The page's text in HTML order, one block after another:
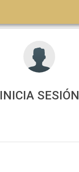
INICIA SESIÓN